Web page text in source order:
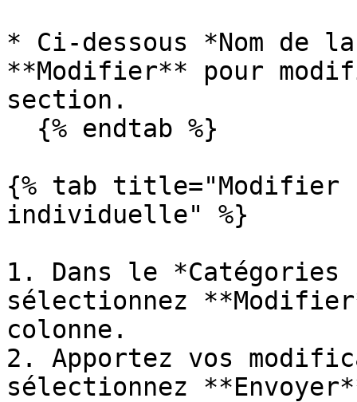
* Ci-dessous *Nom de
**Modifier** pour
section.
{% tab title="Modifier
individuelle" %}
1. Dans le *Catégories
sélectionnez
colonne.
2. Apportez vos
sélectionnez